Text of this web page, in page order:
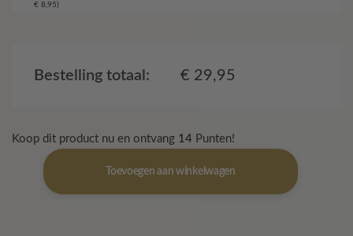
€ 8,95)
Bestelling totaal: € 29,95
Koop dit product nu en ontvang 14 Punten!
compact
Toevoegen aan winkelwagen